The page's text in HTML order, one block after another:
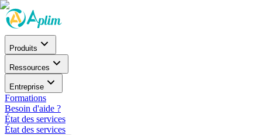
Produits
Ressources
Entreprise
Formations
Besoin d'aide ?
État des services
État des services